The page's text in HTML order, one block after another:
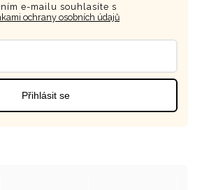
e-mailu souhlasíte s
ochrany osobních údajů
Přihlásit se